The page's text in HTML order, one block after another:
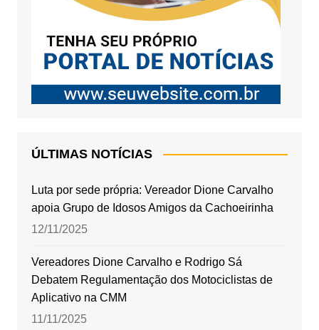
ÚLTIMAS NOTÍCIAS
Luta por sede própria: Vereador Dione Carvalho
apoia Grupo de Idosos Amigos da Cachoeirinha
12/11/2025
Vereadores Dione Carvalho e Rodrigo Sá
Debatem Regulamentação dos Motociclistas de
Aplicativo na CMM
11/11/2025